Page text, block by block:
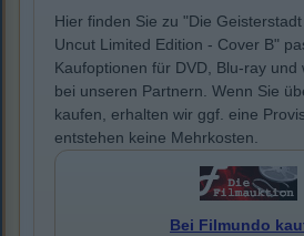
Hier finden Sie zu "Die
Uncut Limited Edition - Cover B"
Kaufoptionen für DVD, Blu-ray und
bei unseren Partnern. Wenn Sie
kaufen, erhalten wir ggf. eine
entstehen keine Mehrkosten.
Bei Filmundo